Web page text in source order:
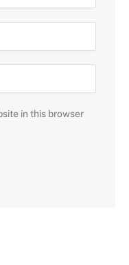
in this browser